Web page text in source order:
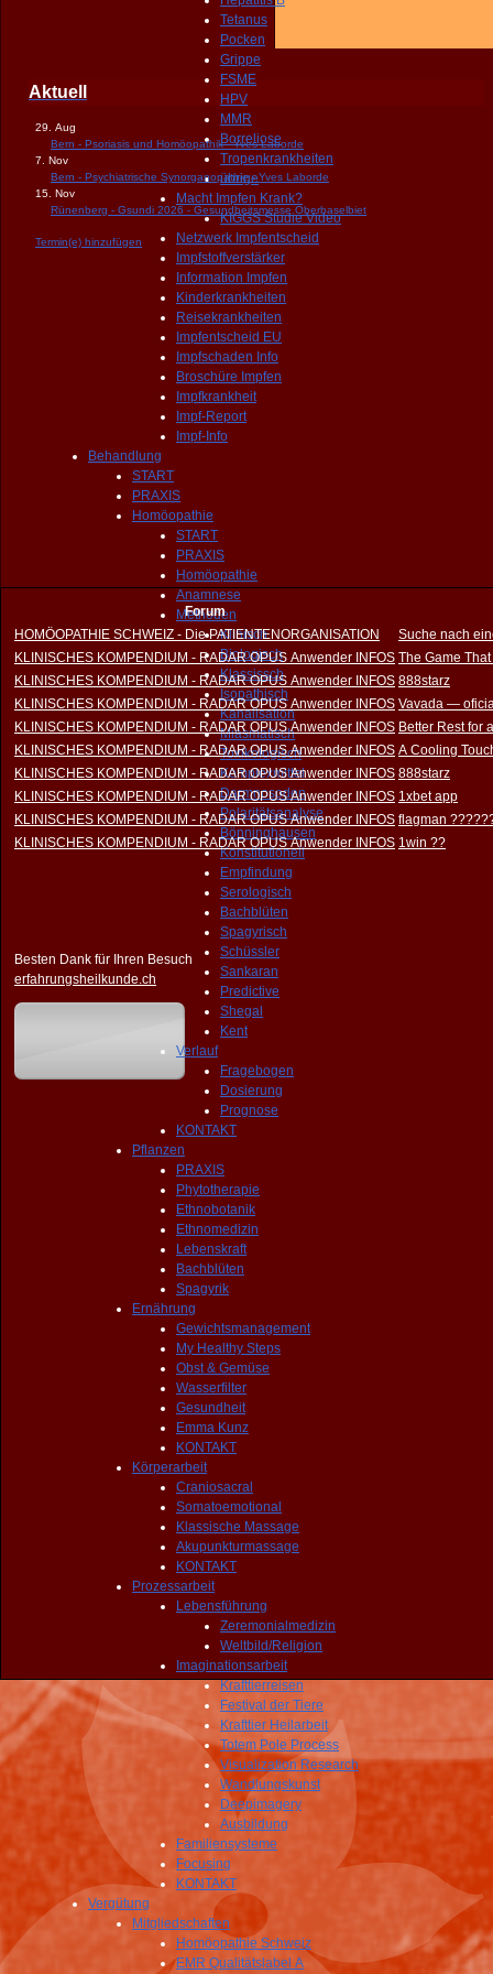
Tetanus
Pocken
Grippe
FSME
HPV
MMR
Borreliose
Tropenkrankheiten
übrige
Macht Impfen Krank?
KIGGS Studie Video
Netzwerk Impfentscheid
Impfstoffverstärker
Information Impfen
Kinderkrankheiten
Reisekrankheiten
Impfentscheid EU
Impfschaden Info
Broschüre Impfen
Impfkrankheit
Impf-Report
Impf-Info
Behandlung
START
PRAXIS
Homöopathie
START
PRAXIS
Homöopathie
Anamnese
Methoden
Klinisch
Biologisch
Klassissch
Isopathisch
Kanalisation
Miasmatisch
Toxikologisch
Komplexmittel
Darmnosoden
Polaritätsanalyse
Bönninghausen
Konstitutionell
Empfindung
Serologisch
Bachblüten
Spagyrisch
Schüssler
Sankaran
Predictive
Shegal
Kent
Verlauf
Fragebogen
Dosierung
Prognose
KONTAKT
Pflanzen
PRAXIS
Phytotherapie
Ethnobotanik
Ethnomedizin
Lebenskraft
Bachblüten
Spagyrik
Ernährung
Gewichtsmanagement
My Healthy Steps
Obst & Gemüse
Wasserfilter
Gesundheit
Emma Kunz
KONTAKT
Körperarbeit
Craniosacral
Somatoemotional
Klassische Massage
Akupunkturmassage
KONTAKT
Prozessarbeit
Lebensführung
Zeremonialmedizin
Weltbild/Religion
Imaginationsarbeit
Krafttierreisen
Festival der Tiere
Krafttier Heilarbeit
Totem Pole Process
Visualization Research
Wandlungskunst
Deepimagery
Ausbildung
Familiensysteme
Focusing
KONTAKT
Vergütung
Mitgliedschaften
Homöopathie Schweiz
EMR Qualitätslabel A
Aktuell
29. Aug
Bern - Psoriasis und Homöopathik - Yves Laborde
7. Nov
Bern - Psychiatrische Synorganopathie - Yves Laborde
15. Nov
Rünenberg - Gsundi 2026 - Gesundheitsmesse Oberbaselbiet
Termin(e) hinzufügen
Forum
HOMÖOPATHIE SCHWEIZ - Die PATIENTENORGANISATION
Suche nach
KLINISCHES KOMPENDIUM - RADAR OPUS Anwender INFOS The Game
KLINISCHES KOMPENDIUM - RADAR OPUS Anwender INFOS 888starz
KLINISCHES KOMPENDIUM - RADAR OPUS Anwender INFOS Vavada —
KLINISCHES KOMPENDIUM - RADAR OPUS Anwender INFOS Better Rest for
KLINISCHES KOMPENDIUM - RADAR OPUS Anwender INFOS A Cooling
KLINISCHES KOMPENDIUM - RADAR OPUS Anwender INFOS 888starz
KLINISCHES KOMPENDIUM - RADAR OPUS Anwender INFOS 1xbet app
KLINISCHES KOMPENDIUM - RADAR OPUS Anwender INFOS flagman
KLINISCHES KOMPENDIUM - RADAR OPUS Anwender INFOS 1win ??
Besten Dank für Ihren Besuch
erfahrungsheilkunde.ch